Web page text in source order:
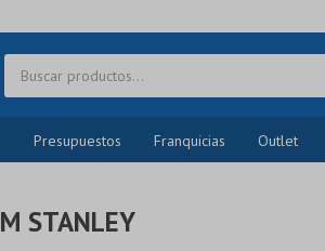
Presupuestos Franquicias Outlet
STANLEY